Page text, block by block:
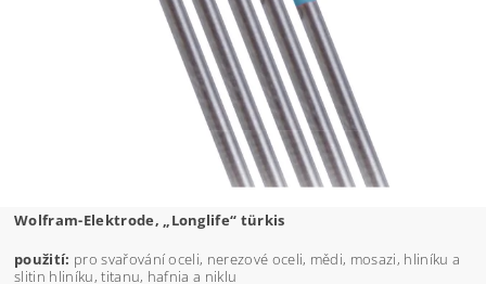
Wolfram-Elektrode, „Longlife“ türkis
použití: pro svařováníoceli, nerezové oceli, mědi, mosazi, hliníku a
slitin hliníku, titanu, hafnia a niklu